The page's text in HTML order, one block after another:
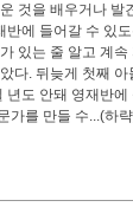
것을 배우거나
에 들어갈 수 있
있는 줄 알고 계
다. 뒤늦게 첫째
도 안돼 영재반
가를 만들 수...(하